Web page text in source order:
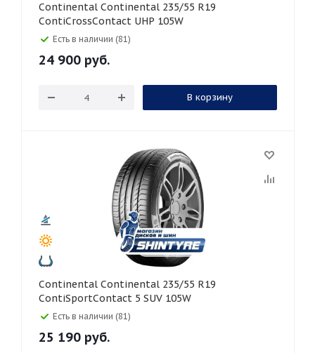
Continental Continental 235/55 R19
ContiCrossContact UHP 105W
Есть в наличии (81)
24 900 руб.
В корзину
Continental Continental 235/55 R19
ContiSportContact 5 SUV 105W
Есть в наличии (81)
25 190 руб.